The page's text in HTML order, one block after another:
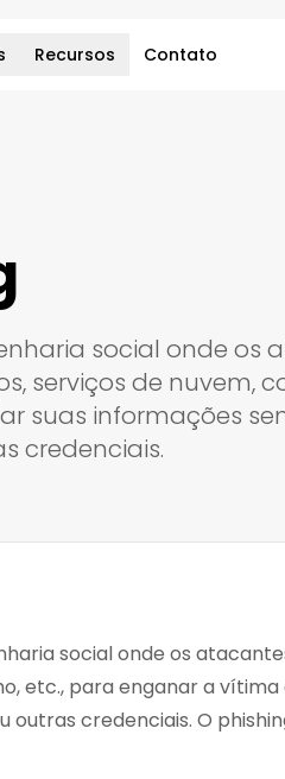
Recursos Contato
social onde os
serviços de nuvem,
suas informações
credenciais.
social onde os
etc., para enganar a
credenciais. O